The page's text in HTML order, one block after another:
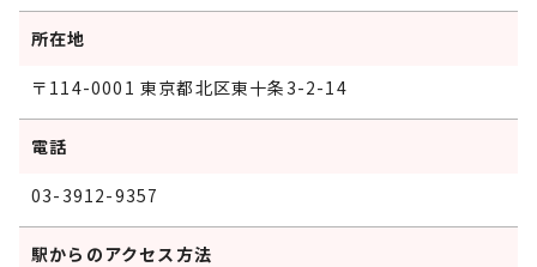
所在地
〒114-0001 東京都北区東十条3-2-14
電話
03-3912-9357
駅からのアクセス方法